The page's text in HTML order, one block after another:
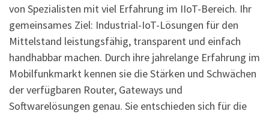
von Spezialisten mit viel Erfahrung im IIoT-Bereich. Ihr
gemeinsames Ziel: Industrial-IoT-Lösungen für den
Mittelstand leistungsfähig, transparent und einfach
handhabbar machen. Durch ihre jahrelange Erfahrung im
Mobilfunkmarkt kennen sie die Stärken und Schwächen
der verfügbaren Router, Gateways und
Softwarelösungen genau. Sie entschieden sich für die